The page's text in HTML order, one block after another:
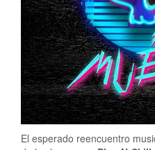
El esperado reencuentro